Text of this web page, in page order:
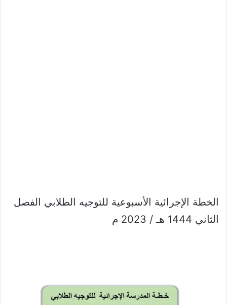
الخطة الإجرائية الأسبوعية للتوجيه الطلابي الفصل
الثاني 1444 هـ / 2023 م